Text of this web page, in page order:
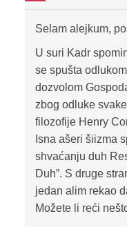
Selam alejkum,
U suri Kadr
se spušta
dozvolom
zbog odluke
filozofije Henry
Isna ašeri šiizma
shvaćanju duh
Duh”. S druge
jedan alim rekao
Možete li reći